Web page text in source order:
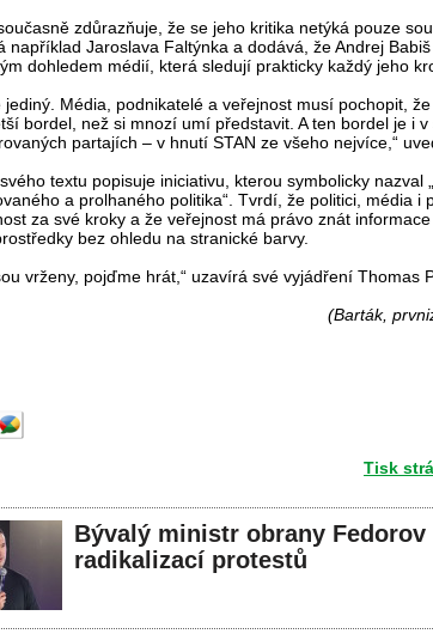
zdůrazňuje, že se jeho kritika netýká pouze
například Jaroslava Faltýnka a dodává, že Andrej
dohledem médií, která sledují prakticky každý jeho
jediný. Média, podnikatelé a veřejnost musí pochopit,
bordel, než si mnozí umí představit. A ten bordel je i
partajích – v hnutí STAN ze všeho nejvíce,“
textu popisuje iniciativu, kterou symbolicky nazval
a prolhaného politika“. Tvrdí, že politici, média i
za své kroky a že veřejnost má právo znát
bez ohledu na stranické barvy.
vrženy, pojďme hrát,“ uzavírá své vyjádření Thomas
(Barták,
Tisk
Bývalý ministr obrany Fedorov
radikalizací protestů